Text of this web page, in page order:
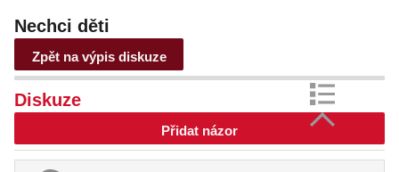
Nechci děti
Zpět na výpis diskuze
Diskuze
Přidat názor